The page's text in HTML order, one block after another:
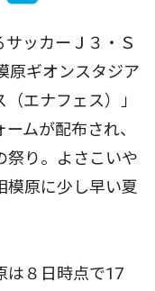
ッカーＪ３・Ｓ
原ギオンスタジア
エナフェス）」
ムが配布され、
祭り。よさこいや
模原に少し早い夏
８日時点で17